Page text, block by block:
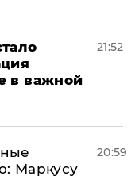
в важной
21:52
Маркусу
20:59